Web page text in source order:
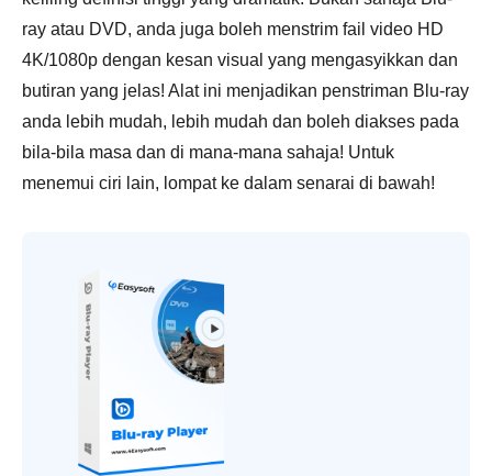
ray atau DVD, anda juga boleh menstrim fail video HD
4K/1080p dengan kesan visual yang mengasyikkan dan
butiran yang jelas! Alat ini menjadikan penstriman Blu-ray
anda lebih mudah, lebih mudah dan boleh diakses pada
bila-bila masa dan di mana-mana sahaja! Untuk
menemui ciri lain, lompat ke dalam senarai di bawah!